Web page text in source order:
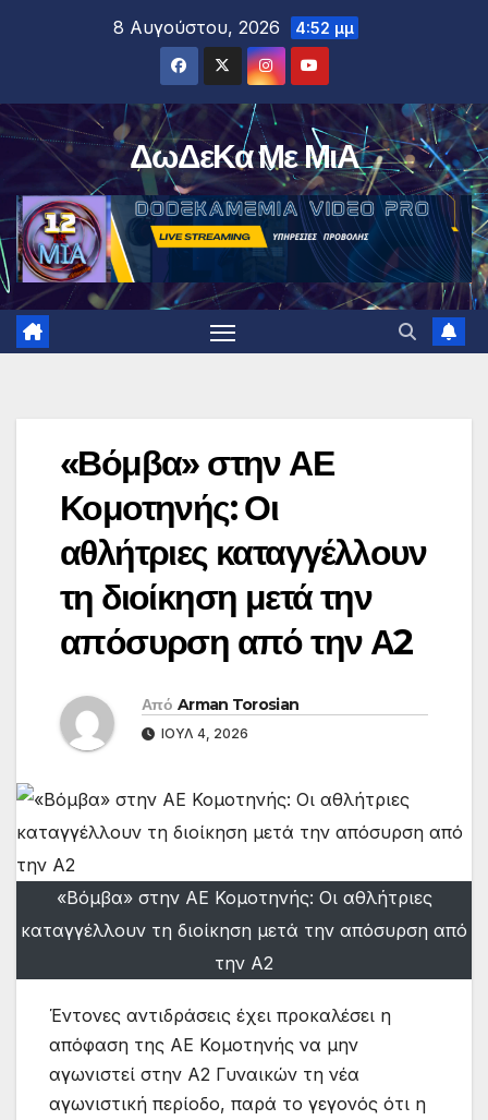
8 Αυγούστου, 2026 4:52 μμ
ΔωΔεΚα Με ΜιΑ
«Βόμβα» στην ΑΕ
Κομοτηνής: Οι
αθλήτριες καταγγέλλουν
τη διοίκηση μετά την
απόσυρση από την Α2
Από Arman Torosian
ΙΟΎΛ 4, 2026
«Βόμβα» στην ΑΕ Κομοτηνής: Οι αθλήτριες
καταγγέλλουν τη διοίκηση μετά την απόσυρση από
την Α2
Έντονες αντιδράσεις έχει προκαλέσει η
απόφαση της ΑΕ Κομοτηνής να μην
αγωνιστεί στην Α2 Γυναικών τη νέα
αγωνιστική περίοδο, παρά το γεγονός ότι η